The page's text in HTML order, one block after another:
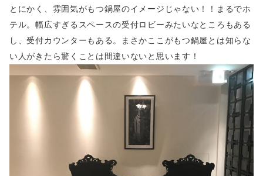
とにかく、雰囲気がもつ鍋屋のイメージじゃない！！まるでホ
テル。幅広すぎるスペースの受付ロビーみたいなところもある
し、受付カウンターもある。まさかここがもつ鍋屋とは知らな
い人がきたら驚くことは間違いないと思います！